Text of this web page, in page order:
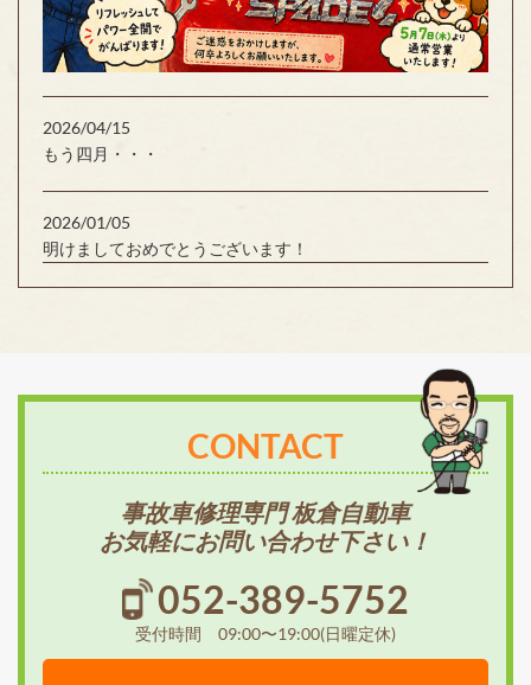
2026/04/15
もう四月・・・
2026/01/05
明けましておめでとうございます！
CONTACT
事故車修理専門 板倉自動車
お気軽にお問い合わせ下さい！
052-389-5752
受付時間 09:00〜19:00(日曜定休)